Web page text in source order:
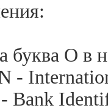
буква O в
-
Bank